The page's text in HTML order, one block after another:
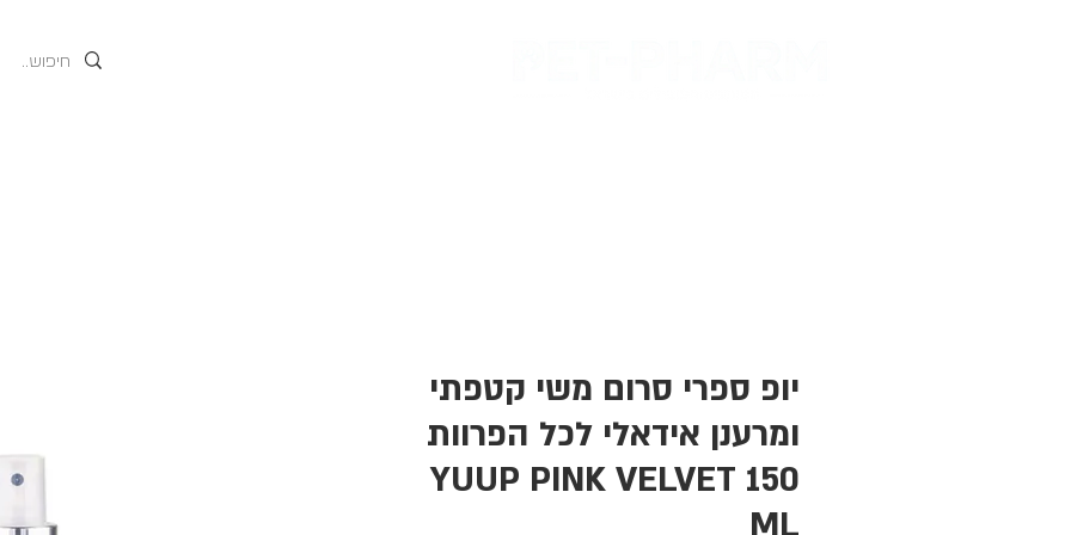
יופ ספרי סרום משי קטפתי
ומרענן אידאלי לכל הפרוות
YUUP PINK VELVET 150
ML